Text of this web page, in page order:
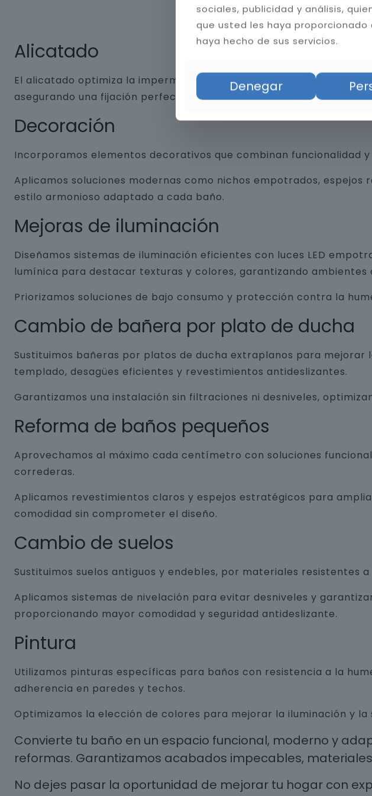
Alicatado
El alicatado optimiza la impermeabilidad y durabilidad del baño.
asegurando una fijación perfecta. Aplicamos juntas resistentes a
Decoración
Incorporamos elementos decorativos que combinan funcionalidad
Aplicamos soluciones modernas como nichos empotrados,
estilo armonioso adaptado a cada baño.
Mejoras de iluminación
Diseñamos sistemas de iluminación eficientes con luces LED
lumínica para destacar texturas y colores, garantizando ambientes
Priorizamos soluciones de bajo consumo y protección contra la
Cambio de bañera por plato de ducha
Sustituimos bañeras por platos de ducha extraplanos para
templado, desagües eficientes y revestimientos antideslizantes.
Garantizamos una instalación sin filtraciones ni desniveles,
Reforma de baños pequeños
Aprovechamos al máximo cada centímetro con soluciones
correderas.
Aplicamos revestimientos claros y espejos estratégicos para
comodidad sin comprometer el diseño.
Cambio de suelos
Sustituimos suelos antiguos y endebles, por materiales
Aplicamos sistemas de nivelación para evitar desniveles y
proporcionando mayor comodidad y seguridad antideslizante.
Pintura
Utilizamos pinturas específicas para baños con resistencia a la
adherencia en paredes y techos.
Optimizamos la elección de colores para mejorar la iluminación y
Convierte tu baño en un espacio funcional, moderno y
reformas. Garantizamos acabados impecables,
No dejes pasar la oportunidad de mejorar tu hogar con
sociales, publicidad y análisis,
que usted les haya
haya hecho de sus servicios.
Denegar